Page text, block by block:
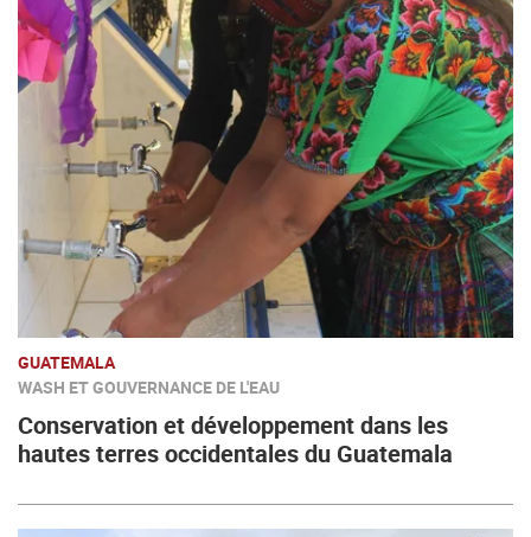
GUATEMALA
WASH ET GOUVERNANCE DE L'EAU
Conservation et développement dans les
hautes terres occidentales du Guatemala